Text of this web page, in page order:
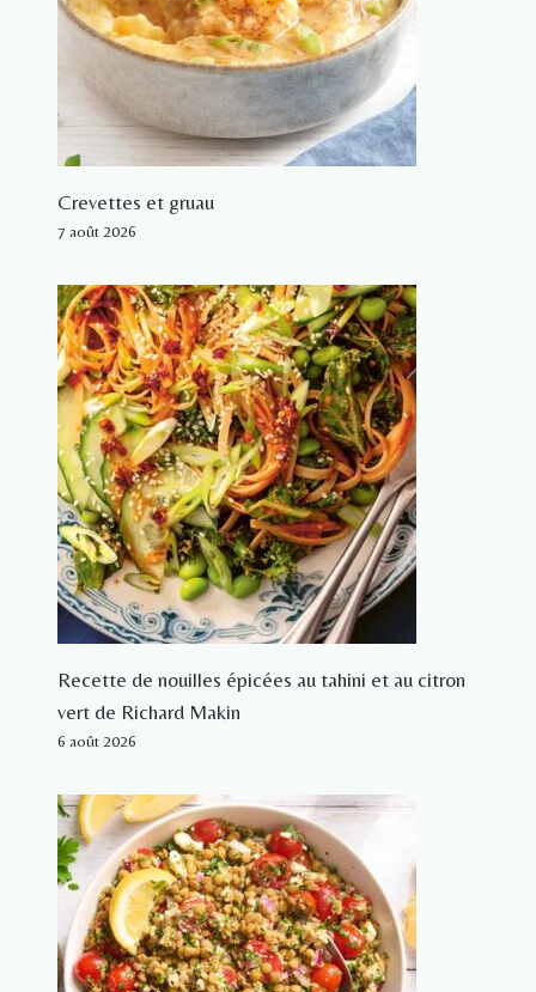
Crevettes et gruau
7 août 2026
Recette de nouilles épicées au tahini et au citron
vert de Richard Makin
6 août 2026